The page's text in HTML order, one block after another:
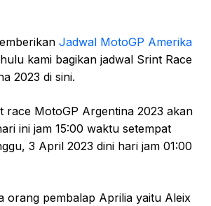
Jadwal MotoGP Amerika
kami bagikan jadwal Srint Race
2023 di sini.
race MotoGP Argentina 2023 akan
ini jam 15:00 waktu setempat
3 April 2023 dini hari jam 01:00
orang pembalap Aprilia yaitu Aleix